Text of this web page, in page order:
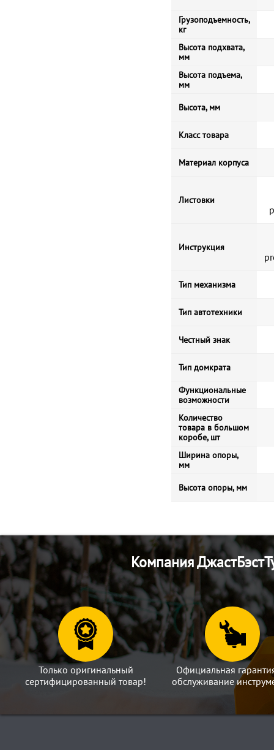
Грузоподъемность,
кг
Высота подхвата,
мм
Высота подъема,
мм
Высота, мм
Класс товара
Материал корпуса
Листовки
Инструкция
Тип механизма
Тип автотехники
Честный знак
Тип домкрата
Функциональные
возможности
Количество
товара в большом
коробе, шт
Ширина опоры,
мм
Высота опоры, мм
Компания
Только оригинальный
сертифицированный товар!
Официальная
обслуживание